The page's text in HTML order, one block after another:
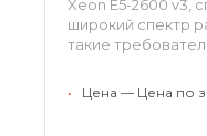
Xeon E5-2600 v3,
широкий спектр
такие
• Цена — Цена по